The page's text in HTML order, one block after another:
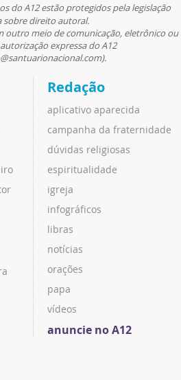
do A12 estão protegidos pela legislação
sobre direito autoral.
outro meio de comunicação, eletrônico ou
expressa do A12
Redação
aplicativo aparecida
campanha da fraternidade
dúvidas religiosas
espiritualidade
igreja
infográficos
libras
notícias
orações
papa
vídeos
anuncie no A12